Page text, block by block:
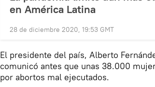
en América Latina
28 de diciembre 2020, 19:53 GMT
El presidente del país, Alberto
comunicó antes que unas 38.000
por abortos mal ejecutados.